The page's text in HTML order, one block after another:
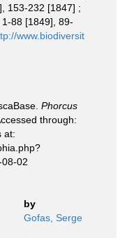
153-232 [1847] ;
88 [1849], 89-
www.biodiversit
Phorcus
through:
at:
02
by
Gofas, Serge